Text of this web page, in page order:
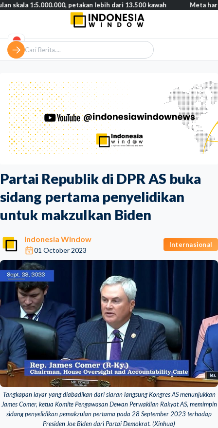
Partai Republik di DPR AS buka
sidang pertama penyelidikan
untuk makzulkan Biden
Indonesia Window
01 October 2023
Internasional
Tangkapan layar yang diabadikan dari siaran langsung Kongres AS menunjukkan
James Comer, ketua Komite Pengawasan Dewan Perwakilan Rakyat AS, memimpin
sidang penyelidikan pemakzulan pertama pada 28 September 2023 terhadap
Presiden Joe Biden dari Partai Demokrat. (Xinhua)
petakan lebih dari 13.500 kawah Meta harus bayar